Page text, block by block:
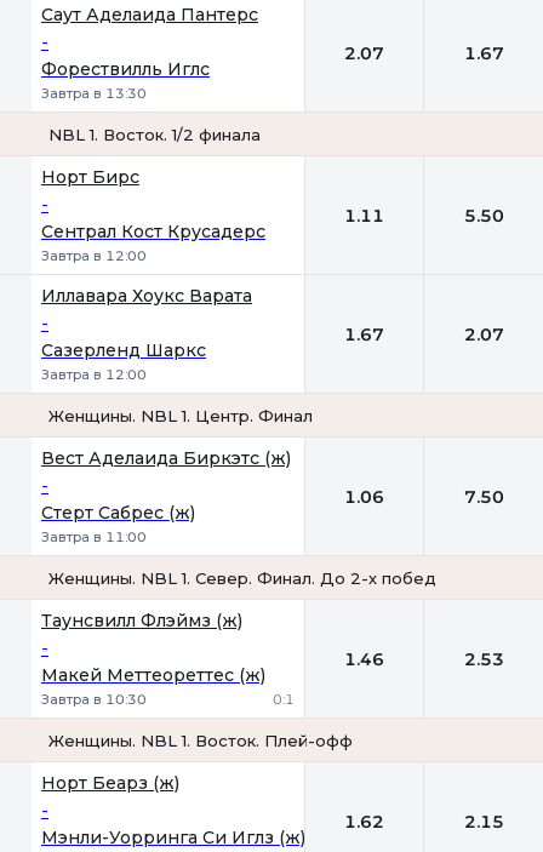
Саут Аделаида Пантерс
-
Форествилль Иглс
Завтра в 13:30
2.07 1.67
NBL 1. Восток. 1/2 финала
Норт Бирс
-
Сентрал Кост Крусадерс
Завтра в 12:00
1.11 5.50
Иллавара Хоукс Варата
-
Сазерленд Шаркс
Завтра в 12:00
1.67 2.07
Женщины. NBL 1. Центр. Финал
Вест Аделаида Биркэтс (ж)
-
Стерт Сабрес (ж)
Завтра в 11:00
1.06 7.50
Женщины. NBL 1. Север. Финал. До 2-х побед
Таунсвилл Флэймз (ж)
-
Макей Меттеореттес (ж)
Завтра в 10:30 0:1
1.46 2.53
Женщины. NBL 1. Восток. Плей-офф
Норт Беарз (ж)
-
Мэнли-Уорринга Си Иглз (ж)
1.62 2.15